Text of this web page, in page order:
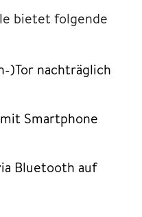
bietet folgende
)Tor nachträglich
Smartphone
Bluetooth auf